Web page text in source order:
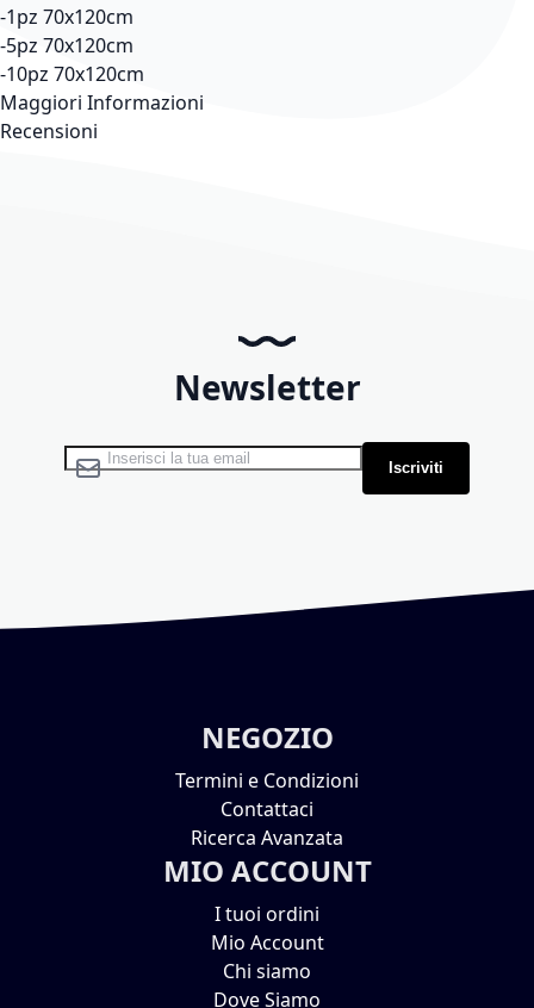
-1pz 70x120cm
-5pz 70x120cm
-10pz 70x120cm
Maggiori Informazioni
Recensioni
Newsletter
Iscriviti alla nostra Newsletter: Iscriviti
NEGOZIO
Termini e Condizioni
Contattaci
Ricerca Avanzata
MIO ACCOUNT
I tuoi ordini
Mio Account
Chi siamo
Dove Siamo